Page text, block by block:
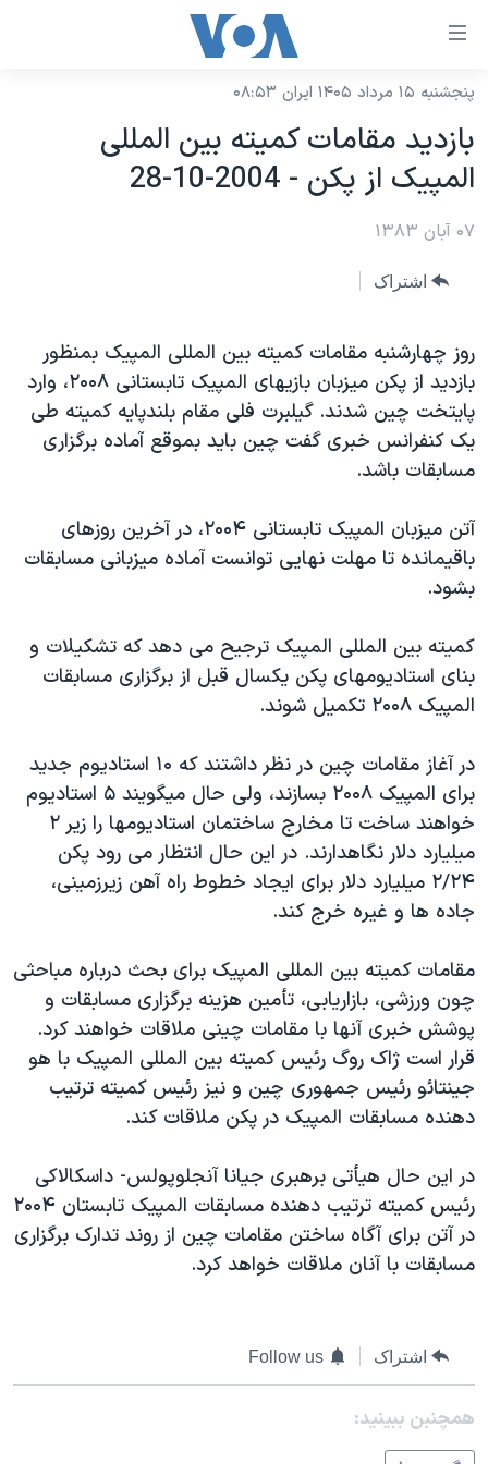
لینکهای
دسترسی
جهش
به
محتوای
اصلی
جهش
جهش
به
جستجو
نسخه سبک وب‌سایت
موضوع ها
ایران
آمریکا
ورزشی
گزیده‌ها
ویژه برنامه‌ها
ویدیوها
حقوق شهروندی
اقتصادی
اسرائیل در جنگ
گالری عکس
برنامه های تلویزیونی
جدول برنامه ها
جام جهانی ۲۰۲۶
عملیات خشم حماسی
۲۵۰سالگی آمریکا
بایگانی برنامه‌های تلویزیونی
انتخابات ریاست جمهوری آمریکا ۲۰۲۴
حمله جمهوری اسلامی به اسرائیل
ورزش زنان در ایران
اعتراضات زن، زندگی، آزادی
تریبونال مردمی آبان ۹۸
دادگاه حمید نوری
چهل سال گروگان‌گیری
قانون شفافیت دارائی کادر رهبری ایران
اسرائیل در جنگ
نرگس محمدی برنده جایزه نوبل صلح
همایش محافظه‌کاران آمریکا «سی‌پک»
صفحه‌های ویژه
فرکانس‌های صدای آمریکا
پخش رادیویی
یادگیری زبان انگلیسی
زبانهای مختلف
پنجشنبه ۱۵ مرداد ۱۴۰۵ ایران ۰۸:۵۳
بازديد مقامات کميته بين المللی
المپيک از پکن - 2004-10-28
۰۷ آبان ۱۳۸۳
اشتراک
روز چهارشنبه مقامات کميته بين المللی المپيک بمنظور
بازديد از پکن ميزبان بازيهای المپيک تابستانی ۲۰۰۸، وارد
پايتخت چين شدند. گيلبرت فلی مقام بلندپايه کميته طی
يک کنفرانس خبری گفت چين بايد بموقع آماده برگزاری
مسابقات باشد.
آتن ميزبان المپيک تابستانی ۲۰۰۴، در آخرين روزهای
باقيمانده تا مهلت نهايی توانست آماده ميزبانی مسابقات
بشود.
کميته بين المللی المپيک ترجيح می دهد که تشکيلات و
بنای استاديومهای پکن يکسال قبل از برگزاری مسابقات
المپيک ۲۰۰۸ تکميل شوند.
در آغاز مقامات چين در نظر داشتند که ۱۰ استاديوم جديد
برای المپيک ۲۰۰۸ بسازند، ولی حال ميگويند ۵ استاديوم
خواهند ساخت تا مخارج ساختمان استاديومها را زير ۲
ميليارد دلار نگاهدارند. در اين حال انتظار می رود پکن
۲/۲۴ ميليارد دلار برای ايجاد خطوط راه آهن زيرزمينی،
جاده ها و غيره خرج کند.
مقامات کميته بين المللی المپيک برای بحث درباره مباحثی
چون ورزشی، بازاريابی، تأمين هزينه برگزاری مسابقات و
پوشش خبری آنها با مقامات چينی ملاقات خواهند کرد.
قرار است ژاک روگ رئيس کميته بين المللی المپيک با هو
جينتائو رئيس جمهوری چين و نيز رئيس کميته ترتيب
دهنده مسابقات المپيک در پکن ملاقات کند.
در اين حال هيأتی برهبری جيانا آنجلوپولس- داسکالاکی
رئيس کميته ترتيب دهنده مسابقات المپيک تابستان ۲۰۰۴
در آتن برای آگاه ساختن مقامات چين از روند تدارک برگزاری
مسابقات با آنان ملاقات خواهد کرد.
اشتراک Follow us
همچنبن ببینید: